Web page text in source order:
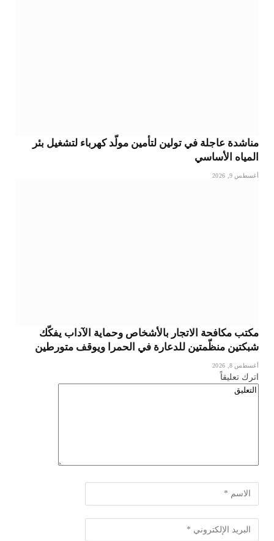
مناشدة عاجلة في تولين لتأمين مولّد كهرباء لتشغيل بئر
المياه الأساسي
أغسطس 9, 2026
مكتب مكافحة الاتجار بالأشخاص وحماية الآداب يفكّك
شبكتين منظّمتين للدعارة في الحمرا ويوقف متورطين
أغسطس 8, 2026
اترك تعليقاً